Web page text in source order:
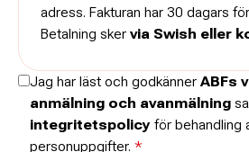
adress. Fakturan har 30 dagars
Betalning sker via Swish eller
Jag har läst och godkänner ABFs
anmälning och avanmälning
integritetspolicy för behandling
personuppgifter. *